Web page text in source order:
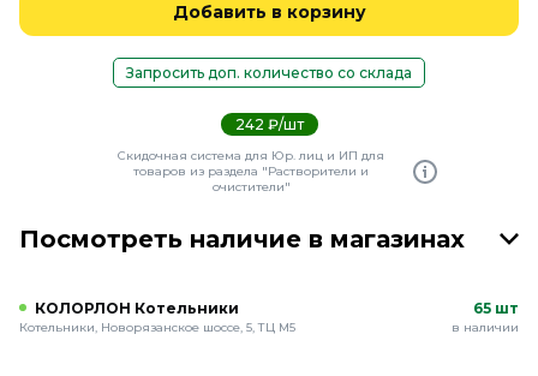
Добавить в корзину
Запросить доп. количество со склада
242 ₽/шт
Скидочная система для Юр. лиц и ИП для
товаров из раздела "Растворители и
очистители"
Посмотреть наличие в магазинах
КОЛОРЛОН Котельники
Котельники, Новорязанское шоссе, 5, ТЦ М5
65 шт
в наличии